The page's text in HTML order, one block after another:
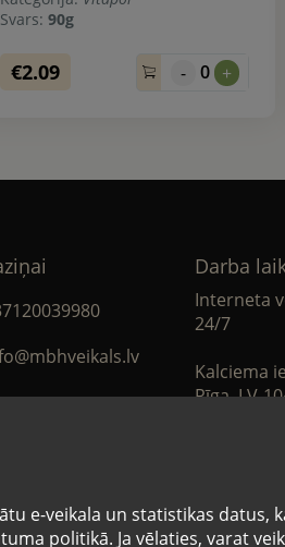
e-veikala un statistikas datus,
politikā. Ja vēlaties, varat
Svars:90g
€2.09 - 0 +
Darba
Interneta
24/7
Kalciema
Rīga, LV-